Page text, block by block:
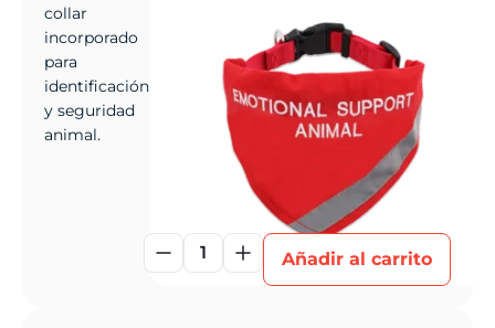
collar
incorporado
para
identificación
y seguridad
animal.
1 Añadir al carrito